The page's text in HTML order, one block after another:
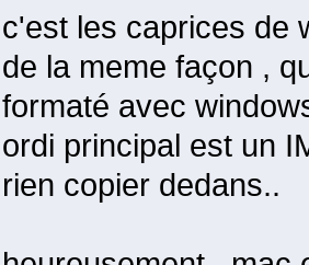
c'est les caprices de
de la meme façon ,
formaté avec
ordi principal est un
rien copier dedans..